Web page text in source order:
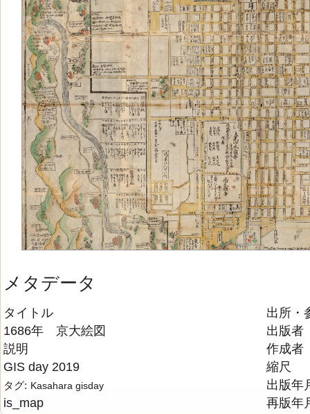
メタデータ
タイトル
1686年 京大絵図
説明
GIS day 2019
タグ: Kasahara gisday
is_map
出所・
出版者
作成者
縮尺
出版年
再版年